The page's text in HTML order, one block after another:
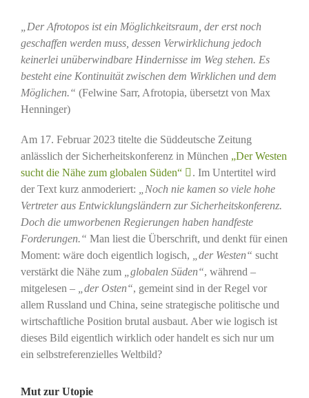
„Der Afrotopos ist ein Möglichkeitsraum, der erst noch
geschaffen werden muss, dessen Verwirklichung jedoch
keinerlei unüberwindbare Hindernisse im Weg stehen. Es
besteht eine Kontinuität zwischen dem Wirklichen und dem
Möglichen.“ (Felwine Sarr, Afrotopia, übersetzt von Max
Henninger)
Am 17. Februar 2023 titelte die Süddeutsche Zeitung
anlässlich der Sicherheitskonferenz in München „Der Westen
sucht die Nähe zum globalen Süden“
. Im Untertitel wird
der Text kurz anmoderiert:
„Noch nie kamen so viele hohe
Vertreter aus Entwicklungsländern zur Sicherheitskonferenz.
Doch die umworbenen Regierungen haben handfeste
Forderungen.“ Man liest die Überschrift, und denkt für einen
Moment: wäre doch eigentlich logisch,
„der Westen“ sucht
verstärkt die Nähe zum
„globalen Süden“, während –
mitgelesen –
„der Osten“, gemeint sind in der Regel vor
allem Russland und China, seine strategische politische und
wirtschaftliche Position brutal ausbaut. Aber wie logisch ist
dieses Bild eigentlich wirklich oder handelt es sich nur um
ein selbstreferenzielles Weltbild?
Mut zur Utopie